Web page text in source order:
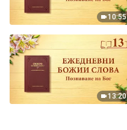
10:55
13:20